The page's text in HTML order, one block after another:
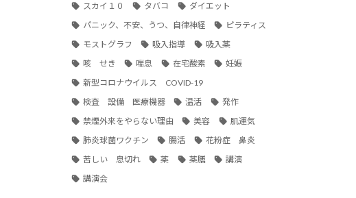
スカイ１０
タバコ
ダイエット
パニック、不安、うつ、自律神経
ピラティス
モストグラフ
吸入指導
吸入薬
咳 せき
喘息 在宅酸素
妊娠
新型コロナウイルス COVID-19
検査 設備 医療機器
温活
発作
禁煙外来をやらない理由
美容
肌運気
肺炎球菌ワクチン
腸活
花粉症 鼻炎
苦しい 息切れ
薬 薬膳
講演
講演会